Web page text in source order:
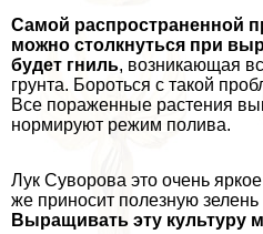
Самой распространенной
можно столкнуться при
будет гниль, возникающая
грунта. Бороться с такой
Все пораженные растения
нормируют режим полива.
Лук Суворова это очень
же приносит полезную
Выращивать эту культуру